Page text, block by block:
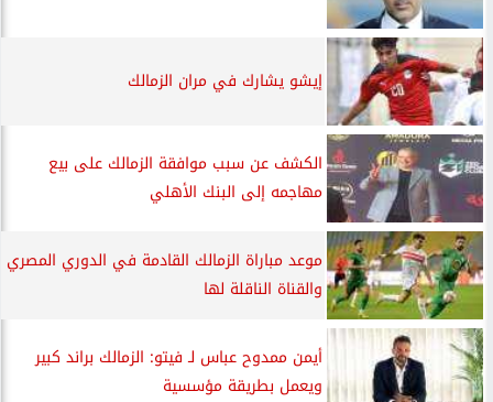
إيشو يشارك في مران الزمالك
الكشف عن سبب موافقة الزمالك على بيع
مهاجمه إلى البنك الأهلي
موعد مباراة الزمالك القادمة في الدوري المصري
والقناة الناقلة لها
أيمن ممدوح عباس لـ فيتو: الزمالك براند كبير
ويعمل بطريقة مؤسسية